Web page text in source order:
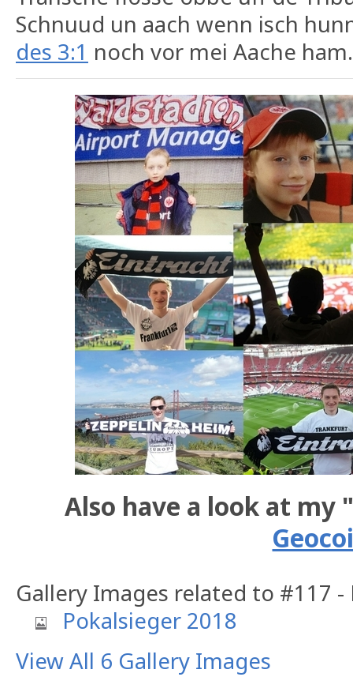
Schnuud un aach wenn isch
des 3:1 noch vor mei Aache ham.
Also have a look at my "
Gallery Images related to #117
Pokalsieger 2018
View All 6 Gallery Images